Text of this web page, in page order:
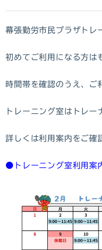
幕張勤労市民プラザトレ
初めてご利用になる方は
時間帯を確認のうえ、ご
トレーニング室はトレ
●トレーニング室利用案